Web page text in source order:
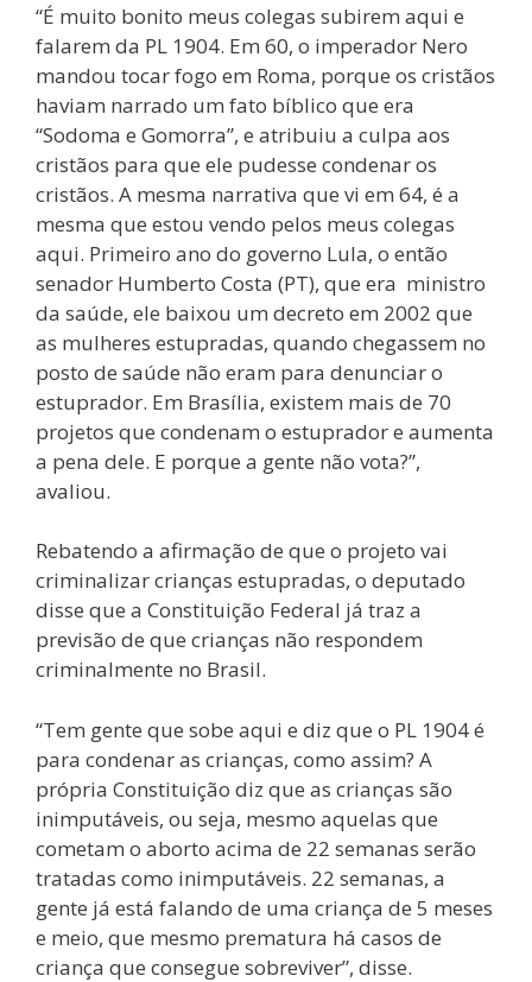
“É muito bonito meus colegas subirem aqui e
falarem da PL 1904. Em 60, o imperador Nero
mandou tocar fogo em Roma, porque os cristãos
haviam narrado um fato bíblico que era
“Sodoma e Gomorra”, e atribuiu a culpa aos
cristãos para que ele pudesse condenar os
cristãos. A mesma narrativa que vi em 64, é a
mesma que estou vendo pelos meus colegas
aqui. Primeiro ano do governo Lula, o então
senador Humberto Costa (PT), que era ministro
da saúde, ele baixou um decreto em 2002 que
as mulheres estupradas, quando chegassem no
posto de saúde não eram para denunciar o
estuprador. Em Brasília, existem mais de 70
projetos que condenam o estuprador e aumenta
a pena dele. E porque a gente não vota?”,
avaliou.
Rebatendo a afirmação de que o projeto vai
criminalizar crianças estupradas, o deputado
disse que a Constituição Federal já traz a
previsão de que crianças não respondem
criminalmente no Brasil.
“Tem gente que sobe aqui e diz que o PL 1904 é
para condenar as crianças, como assim? A
própria Constituição diz que as crianças são
inimputáveis, ou seja, mesmo aquelas que
cometam o aborto acima de 22 semanas serão
tratadas como inimputáveis. 22 semanas, a
gente já está falando de uma criança de 5 meses
e meio, que mesmo prematura há casos de
criança que consegue sobreviver”, disse.